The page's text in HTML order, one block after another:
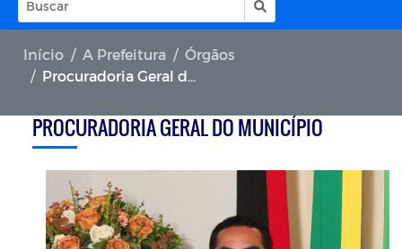
Início A Prefeitura
Órgãos
Procuradoria Geral do Município
PROCURADORIA GERAL DO MUNICÍPIO